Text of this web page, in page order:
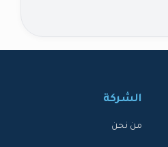
الشركة
من نحن